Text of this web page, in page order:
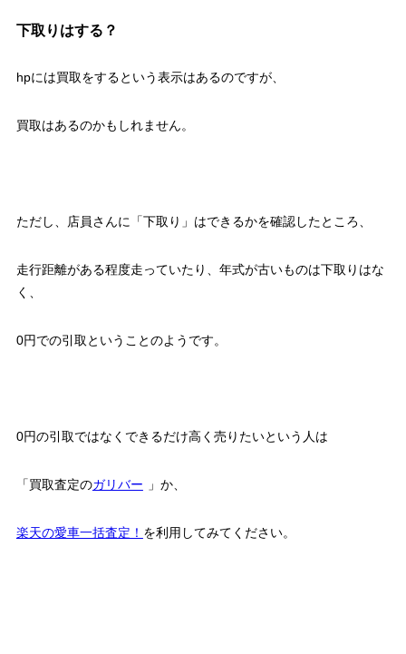
下取りはする？
hpには買取をするという表示はあるのですが、
買取はあるのかもしれません。
ただし、店員さんに「下取り」はできるかを確認したところ、
走行距離がある程度走っていたり、年式が古いものは下取りはな
く、
0円での引取ということのようです。
0円の引取ではなくできるだけ高く売りたいという人は
「買取査定のガリバー 」か、
楽天の愛車一括査定！ を利用してみてください。